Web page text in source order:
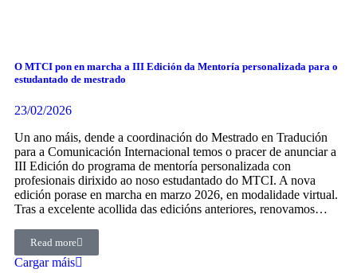
O MTCI pon en marcha a III Edición da Mentoría personalizada para o
estudantado de mestrado
23/02/2026
Un ano máis, dende a coordinación do Mestrado en Tradución
para a Comunicación Internacional temos o pracer de anunciar a
III Edición do programa de mentoría personalizada con
profesionais dirixido ao noso estudantado do MTCI. A nova
edición porase en marcha en marzo 2026, en modalidade virtual.
Tras a excelente acollida das edicións anteriores, renovamos…
Read more
Cargar máis